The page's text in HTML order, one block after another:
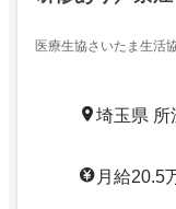
医療生協さいたま生活
埼玉県 所
月給20.5